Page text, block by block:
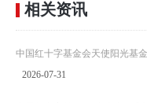
相关资讯
中国红十字基金会天使阳光基
2026-07-31